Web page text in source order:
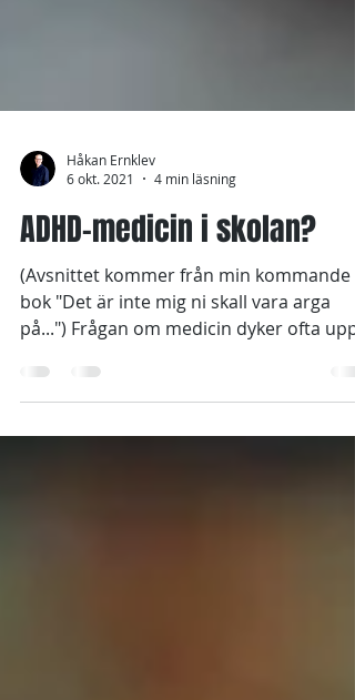
Håkan Ernklev
ADHD-medicin i skolan?
bok "Det är inte mig ni skall vara arga
på...") Frågan om medicin dyker ofta upp
samtidigt som skolan...